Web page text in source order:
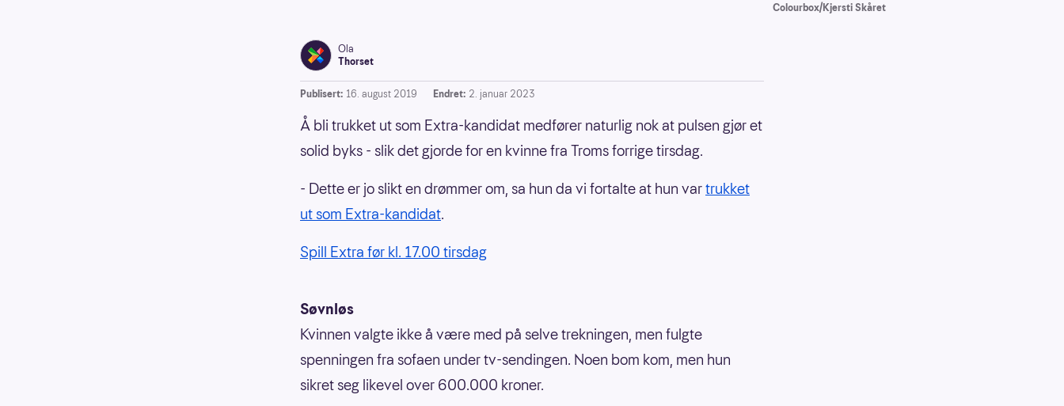
Colourbox/Kjersti Skåret
Ola
Thorset
Publisert: 16. august 2019 Endret: 2. januar 2023
Å bli trukket ut som Extra-kandidat medfører naturlig nok at pulsen gjør et
solid byks - slik det gjorde for en kvinne fra Troms forrige tirsdag.
- Dette er jo slikt en drømmer om, sa hun da vi fortalte at hun vartrukket
ut som Extra-kandidat.
Spill Extra før kl. 17.00 tirsdag
Søvnløs
Kvinnen valgte ikke å være med på selve trekningen, men fulgte
spenningen fra sofaen under tv-sendingen. Noen bom kom, men hun
sikret seg likevel over 600.000 kroner.